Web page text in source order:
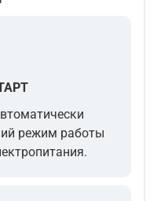
режим работы